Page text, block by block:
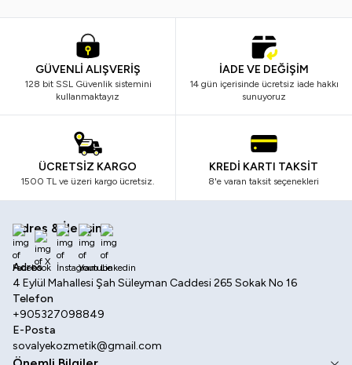
GÜVENLİ ALIŞVERİŞ
128 bit SSL Güvenlik sistemini
kullanmaktayız
İADE VE DEĞİŞİM
14 gün içerisinde ücretsiz iade hakkı
sunuyoruz
ÜCRETSİZ KARGO
1500 TL ve üzeri kargo ücretsiz.
KREDİ KARTI TAKSİT
8'e varan taksit seçenekleri
Adres & İletişim
Adres
4 Eylül Mahallesi Şah Süleyman Caddesi 265 Sokak No 16
Telefon
+905327098849
E-Posta
sovalyekozmetik@gmail.com
Facebook
X İnstagram
Youtube